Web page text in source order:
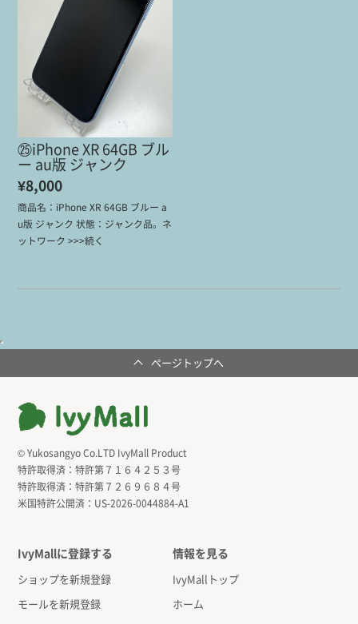
㉕iPhone XR 64GB ブル
ー au版 ジャンク
¥8,000
商品名：iPhone XR 64GB ブルー a
u版 ジャンク 状態：ジャンク品。ネ
ットワーク >>>続く
ページトップへ
© Yukosangyo Co.LTD IvyMall Product
特許取得済：特許第７１６４２５３号
特許取得済：特許第７２６９６８４号
米国特許公開済： US-2026-0044884-A1
IvyMallに登録する
ショップを新規登録
モールを新規登録
情報を見る
IvyMallトップ
ホーム